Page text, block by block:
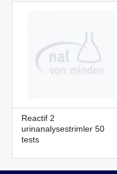
Reactif 2
urinanalysestrimler 50
tests